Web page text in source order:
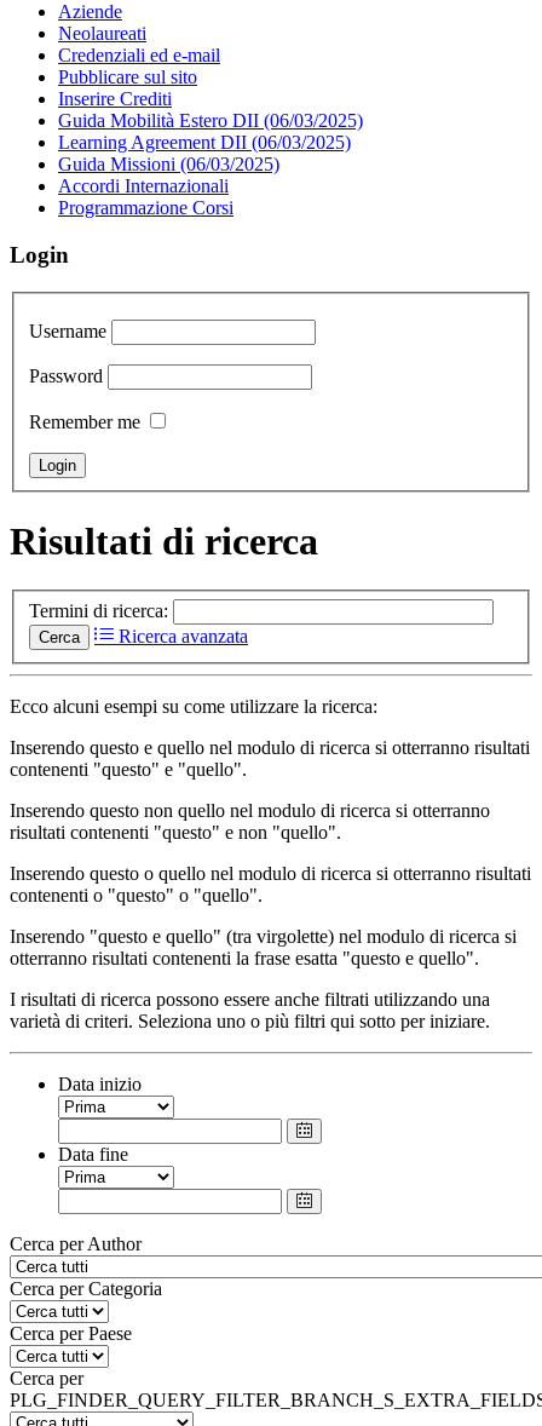
Aziende
Neolaureati
Credenziali ed e-mail
Pubblicare sul sito
Inserire Crediti
Guida Mobilità Estero DII (06/03/2025)
Learning Agreement DII (06/03/2025)
Guida Missioni (06/03/2025)
Accordi Internazionali
Programmazione Corsi
Login
Username
Password
Remember me
Risultati di ricerca
Termini di ricerca:
Cerca Ricerca avanzata
Ecco alcuni esempi su come utilizzare la ricerca:
Inserendo questo e quello nel modulo di ricerca si otterranno risultati
contenenti "questo" e "quello".
Inserendo questo non quello nel modulo di ricerca si otterranno
risultati contenenti "questo" e non "quello".
Inserendo questo o quello nel modulo di ricerca si otterranno risultati
contenenti o "questo" o "quello".
Inserendo "questo e quello" (tra virgolette) nel modulo di ricerca si
otterranno risultati contenenti la frase esatta "questo e quello".
I risultati di ricerca possono essere anche filtrati utilizzando una
varietà di criteri. Seleziona uno o più filtri qui sotto per iniziare.
Data inizio
Data fine
Cerca per Author
Cerca per Categoria
Cerca per Paese
Cerca per